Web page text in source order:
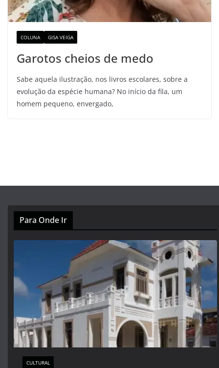
COLUNA GISA VEIGA
Garotos cheios de medo
Sabe aquela ilustração, nos livros escolares, sobre a
evolução da espécie humana? No início da fila, um
homem pequeno, envergado,
Para Onde Ir
CULTURAL